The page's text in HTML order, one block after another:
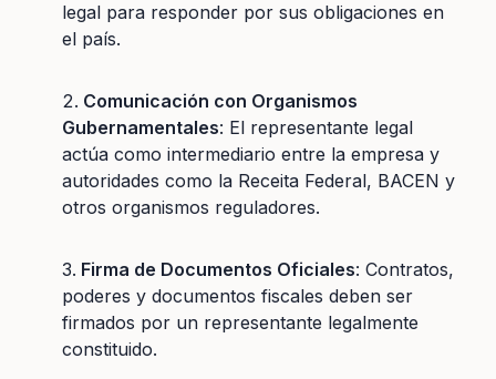
legal para responder por sus obligaciones en
el país.
Comunicación con Organismos
Gubernamentales: El representante legal
actúa como intermediario entre la empresa y
autoridades como la Receita Federal, BACEN y
otros organismos reguladores.
Firma de Documentos Oficiales: Contratos,
poderes y documentos fiscales deben ser
firmados por un representante legalmente
constituido.